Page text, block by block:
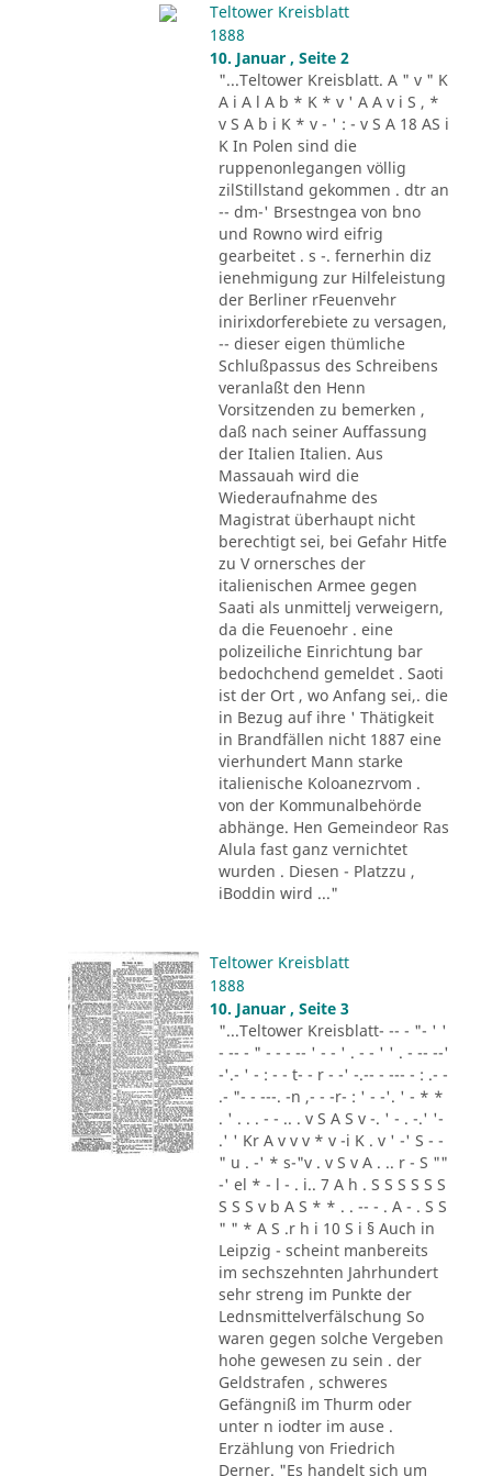
Teltower Kreisblatt
1888
10. Januar , Seite 2
"...Teltower Kreisblatt. A " v " K
A i A l A b * K * v ' A A v i S , *
v S A b i K * v - ' : - v S A 18 AS i
K In Polen sind die
ruppenonlegangen völlig
zilStillstand gekommen . dtr an
-- dm-' Brsestngea von bno
und Rowno wird eifrig
gearbeitet . s -. fernerhin diz
ienehmigung zur Hilfeleistung
der Berliner rFeuenvehr
inirixdorferebiete zu versagen,
-- dieser eigen thümliche
Schlußpassus des Schreibens
veranlaßt den Henn
Vorsitzenden zu bemerken ,
daß nach seiner Auffassung
der Italien Italien. Aus
Massauah wird die
Wiederaufnahme des
Magistrat überhaupt nicht
berechtigt sei, bei Gefahr Hitfe
zu V ornersches der
italienischen Armee gegen
Saati als unmittelj verweigern,
da die Feuenoehr . eine
polizeiliche Einrichtung bar
bedochchend gemeldet . Saoti
ist der Ort , wo Anfang sei,. die
in Bezug auf ihre ' Thätigkeit
in Brandfällen nicht 1887 eine
vierhundert Mann starke
italienische Koloanezrvom .
von der Kommunalbehörde
abhänge. Hen Gemeindeor Ras
Alula fast ganz vernichtet
wurden . Diesen - Platzzu ,
iBoddin wird ..."
Teltower Kreisblatt
1888
10. Januar , Seite 3
"...Teltower Kreisblatt- -- - "- ' '
- -- - " - - - -- ' - - ' . - - ' ' . - -- --'
-'.- ' - : - - t- - r - -' -.-- - --- - : .- -
.- "- - ---. -n ,- - -r- : ' - -'. ' - * *
. ' . . . - - .. . v S A S v -. ' - . -.' '-
.' ' Kr A v v v * v -i K . v ' -' S - -
" u . -' * s-"v . v S v A . .. r - S ""
-' el * - l - . i.. 7 A h . S S S S S S
S S S v b A S * * . . -- - . A - . S S
" " * A S .r h i 10 S i § Auch in
Leipzig - scheint manbereits
im sechszehnten Jahrhundert
sehr streng im Punkte der
Lednsmittelverfälschung So
waren gegen solche Vergeben
hohe gewesen zu sein . der
Geldstrafen , schweres
Gefängniß im Thurm oder
unter n iodter im ause .
Erzählung von Friedrich
Derner. "Es handelt sich um